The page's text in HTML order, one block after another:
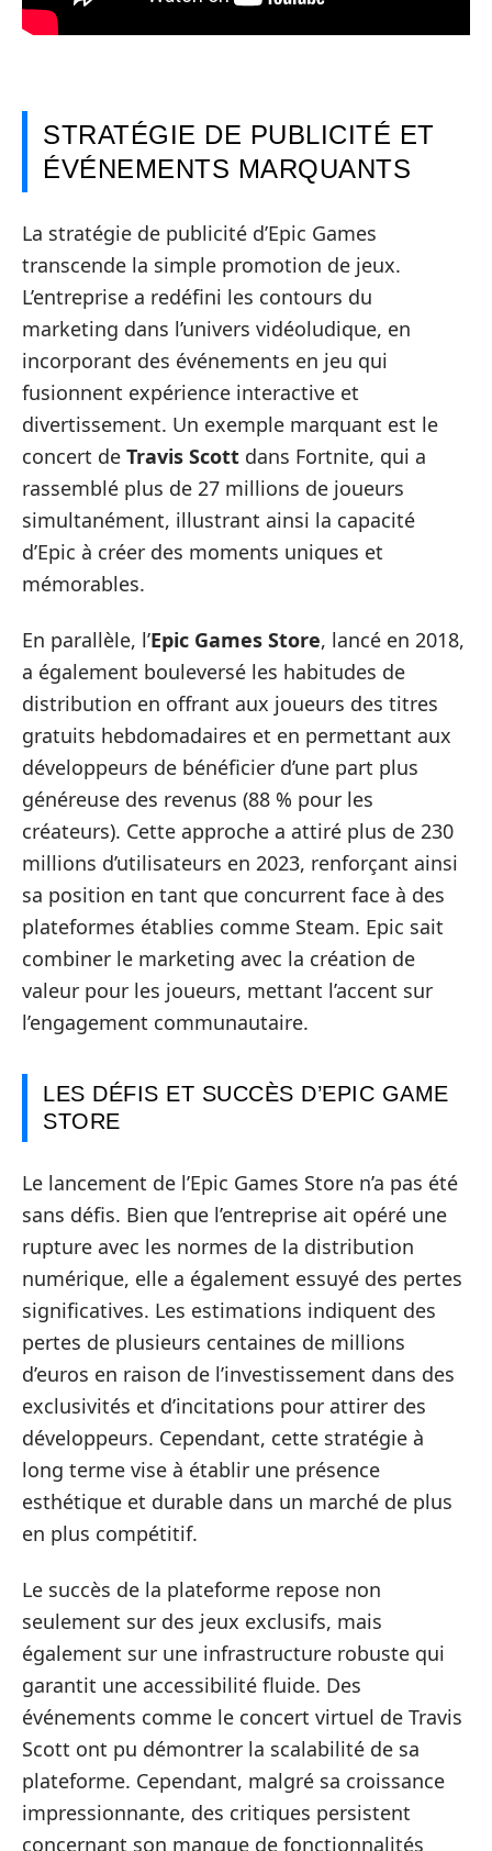
STRATÉGIE DE PUBLICITÉ ET
ÉVÉNEMENTS MARQUANTS
La stratégie de publicité d’Epic Games
transcende la simple promotion de jeux.
L’entreprise a redéfini les contours du
marketing dans l’univers vidéoludique, en
incorporant des événements en jeu qui
fusionnent expérience interactive et
divertissement. Un exemple marquant est le
concert de Travis Scott dans Fortnite, qui a
rassemblé plus de 27 millions de joueurs
simultanément, illustrant ainsi la capacité
d’Epic à créer des moments uniques et
mémorables.
En parallèle, l’Epic Games Store, lancé en 2018,
a également bouleversé les habitudes de
distribution en offrant aux joueurs des titres
gratuits hebdomadaires et en permettant aux
développeurs de bénéficier d’une part plus
généreuse des revenus (88 % pour les
créateurs). Cette approche a attiré plus de 230
millions d’utilisateurs en 2023, renforçant ainsi
sa position en tant que concurrent face à des
plateformes établies comme Steam. Epic sait
combiner le marketing avec la création de
valeur pour les joueurs, mettant l’accent sur
l’engagement communautaire.
LES DÉFIS ET SUCCÈS D’EPIC GAME
STORE
Le lancement de l’Epic Games Store n’a pas été
sans défis. Bien que l’entreprise ait opéré une
rupture avec les normes de la distribution
numérique, elle a également essuyé des pertes
significatives. Les estimations indiquent des
pertes de plusieurs centaines de millions
d’euros en raison de l’investissement dans des
exclusivités et d’incitations pour attirer des
développeurs. Cependant, cette stratégie à
long terme vise à établir une présence
esthétique et durable dans un marché de plus
en plus compétitif.
Le succès de la plateforme repose non
seulement sur des jeux exclusifs, mais
également sur une infrastructure robuste qui
garantit une accessibilité fluide. Des
événements comme le concert virtuel de Travis
Scott ont pu démontrer la scalabilité de sa
plateforme. Cependant, malgré sa croissance
impressionnante, des critiques persistent
concernant son manque de fonctionnalités